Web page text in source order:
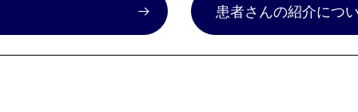
患者さんの紹介につ